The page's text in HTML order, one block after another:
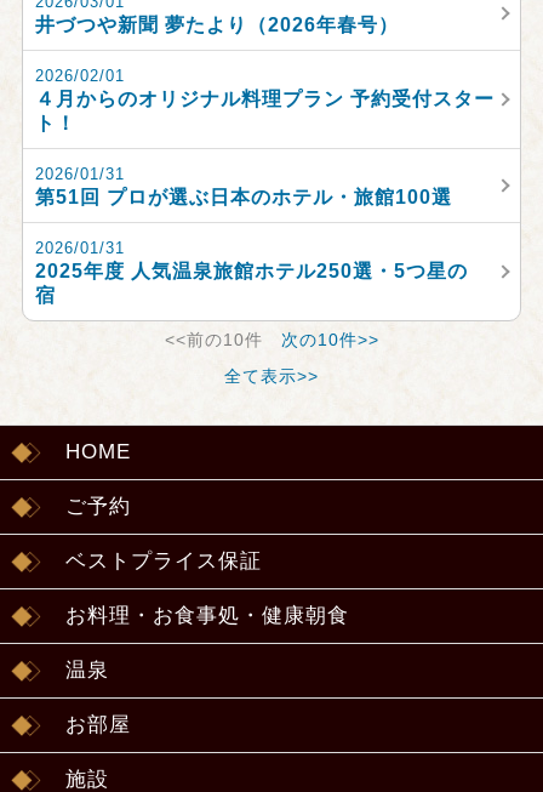
井づつや新聞 夢たより（2026年春号）
2026/02/01
４月からのオリジナル料理プラン 予約受付スター
ト！
2026/01/31
第51回 プロが選ぶ日本のホテル・旅館100選
2026/01/31
2025年度 人気温泉旅館ホテル250選・5つ星の
宿
<<前の10件 次の10件>>
全て表示>>
HOME
ご予約
ベストプライス保証
お料理・お食事処・健康朝食
温泉
お部屋
施設